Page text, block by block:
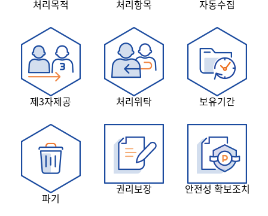
처리목적 처리항목 자동수집
제3자제공 처리위탁 보유기간
파기
권리보장 안전성 확보조치